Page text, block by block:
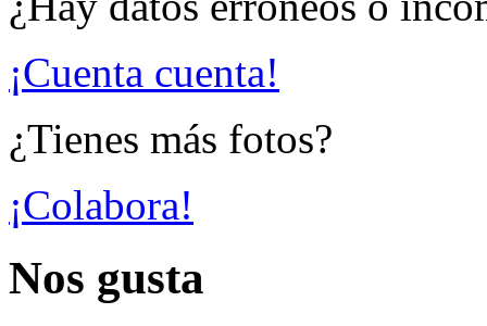
¡Cuenta cuenta!
¿Tienes más fotos?
¡Colabora!
Nos gusta